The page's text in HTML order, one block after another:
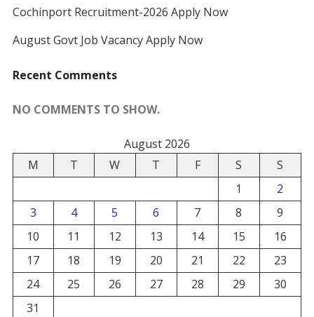
Cochinport Recruitment-2026 Apply Now
August Govt Job Vacancy Apply Now
Recent Comments
NO COMMENTS TO SHOW.
August 2026
M
T W T F S
S
1
2
3
4 5 6 7 8
9
10
11 12 13 14 15
16
17
18 19 20 21 22
23
24
25 26 27 28 29
30
31